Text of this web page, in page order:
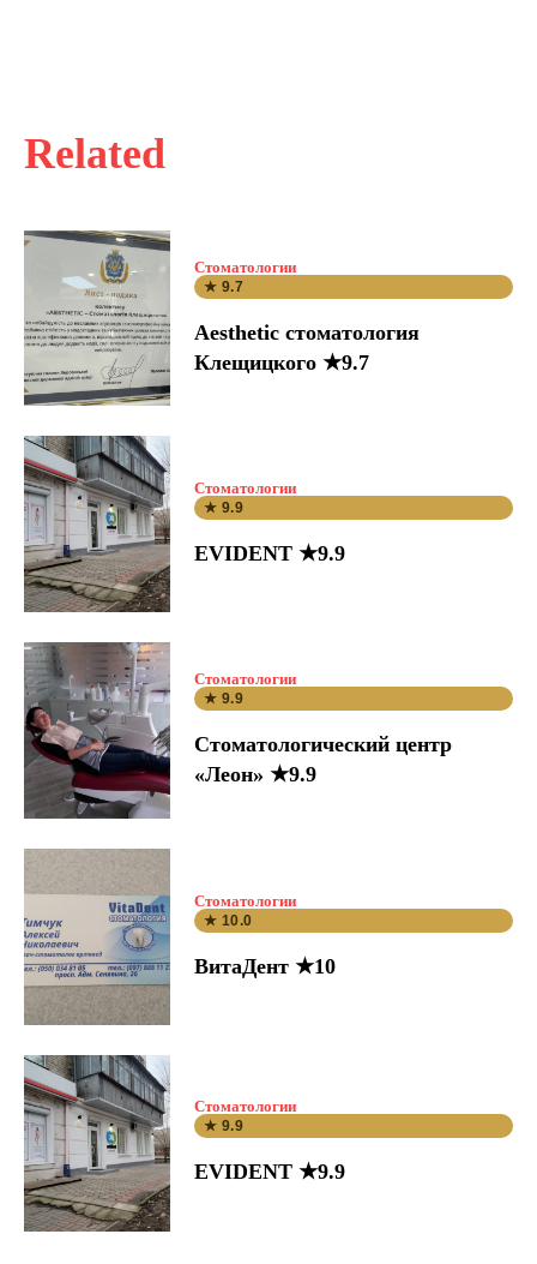
Related
Стоматологии
★ 9.7
Aesthetic стоматология
Клещицкого ★9.7
Стоматологии
★ 9.9
EVIDENT ★9.9
Стоматологии
★ 9.9
Стоматологический центр
«Леон» ★9.9
Стоматологии
★ 10.0
ВитаДент ★10
Стоматологии
★ 9.9
EVIDENT ★9.9